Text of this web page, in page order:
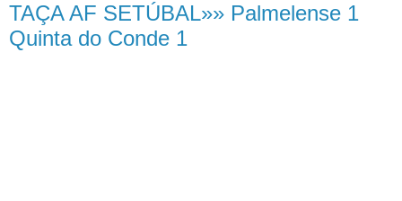
TAÇA AF SETÚBAL»» Palmelense 1
Quinta do Conde 1